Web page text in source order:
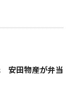
安田物産が弁当